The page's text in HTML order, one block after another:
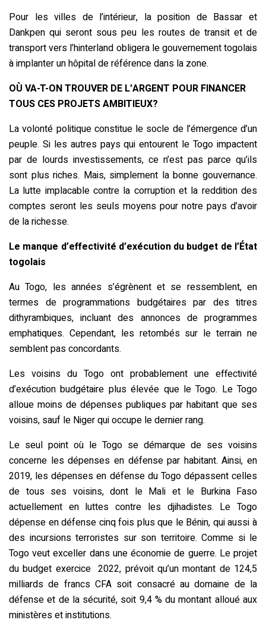
Pour les villes de l’intérieur, la position de Bassar et
Dankpen qui seront sous peu les routes de transit et de
transport vers l’hinterland obligera le gouvernement togolais
à implanter un hôpital de référence dans la zone.
OÙ VA-T-ON TROUVER DE L’ARGENT POUR FINANCER
TOUS CES PROJETS AMBITIEUX?
La volonté politique constitue le socle de l’émergence d’un
peuple. Si les autres pays qui entourent le Togo impactent
par de lourds investissements, ce n’est pas parce qu’ils
sont plus riches. Mais, simplement la bonne gouvernance.
La lutte implacable contre la corruption et la reddition des
comptes seront les seuls moyens pour notre pays d’avoir
de la richesse.
Le manque d’effectivité d’exécution du budget de l’État
togolais
Au Togo, les années s’égrènent et se ressemblent, en
termes de programmations budgétaires par des titres
dithyrambiques, incluant des annonces de programmes
emphatiques. Cependant, les retombés sur le terrain ne
semblent pas concordants.
Les voisins du Togo ont probablement une effectivité
d’exécution budgétaire plus élevée que le Togo. Le Togo
alloue moins de dépenses publiques par habitant que ses
voisins, sauf le Niger qui occupe le dernier rang.
Le seul point où le Togo se démarque de ses voisins
concerne les dépenses en défense par habitant. Ainsi, en
2019, les dépenses en défense du Togo dépassent celles
de tous ses voisins, dont le Mali et le Burkina Faso
actuellement en luttes contre les djihadistes. Le Togo
dépense en défense cinq fois plus que le Bénin, qui aussi à
des incursions terroristes sur son territoire. Comme si le
Togo veut exceller dans une économie de guerre. Le projet
du budget exercice 2022, prévoit qu’un montant de 124,5
milliards de francs CFA soit consacré au domaine de la
défense et de la sécurité, soit 9,4 % du montant alloué aux
ministères et institutions.